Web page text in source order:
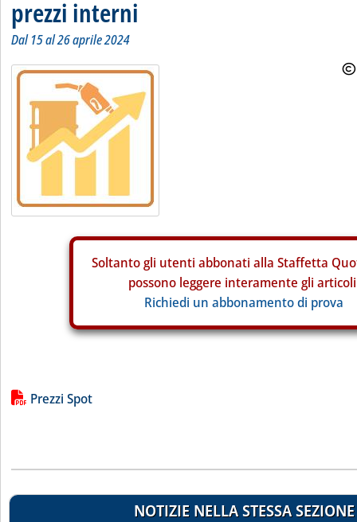
prezzi interni
Dal 15 al 26 aprile 2024
Soltanto gli utenti abbonati alla Staffetta
possono leggere interamente gli
Richiedi un abbonamento di prova
Lista allegati PDF alla notizia
Prezzi Spot
NOTIZIE NELLA STESSA SEZIONE